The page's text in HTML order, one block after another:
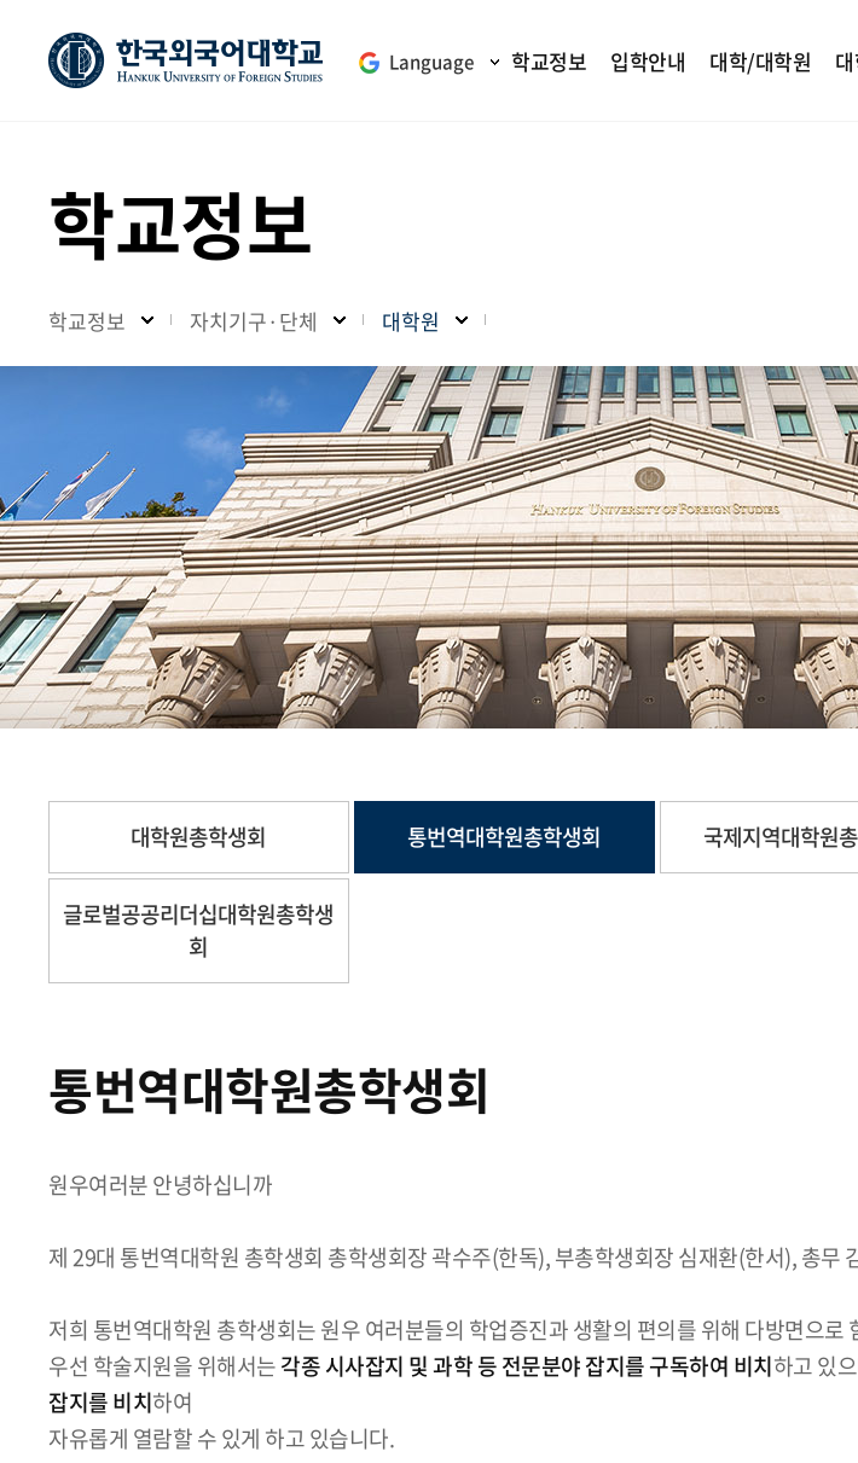
Language 학교정보 입학안내 대학/대학원
학교정보
학교정보 자치기구·단체 대학원
대학원총학생회 통번역대학원총학생회 국제지역대학원
글로벌공공리더십대학원총학생
회
통번역대학원총학생회
원우여러분 안녕하십니까
제 29대 통번역대학원 총학생회 총학생회장 곽수주(한독), 부총학생회장 심재환(한서), 총무
저희 통번역대학원 총학생회는 원우 여러분들의 학업증진과 생활의 편의를 위해 다방면으로
우선 학술지원을 위해서는각종 시사잡지 및 과학 등 전문분야 잡지를 구독하여 비치하고 있
잡지를 비치하여
자유롭게 열람할 수 있게 하고 있습니다.